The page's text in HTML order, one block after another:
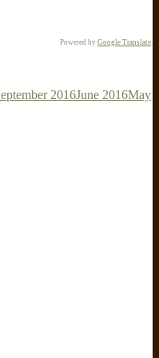
Powered by Google Translate
2016June 2016May